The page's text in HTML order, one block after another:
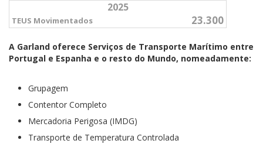
2025
TEUS Movimentados 23.300
A Garland oferece Serviços de Transporte Marítimo entre
Portugal e Espanha e o resto do Mundo, nomeadamente:
Grupagem
Contentor Completo
Mercadoria Perigosa (IMDG)
Transporte de Temperatura Controlada